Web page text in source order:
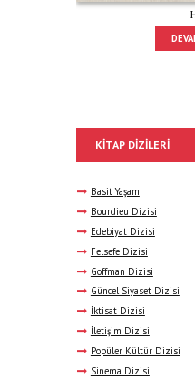
KITAP DIZILERI
Basit Yaşam
Bourdieu Dizisi
Edebiyat Dizisi
Felsefe Dizisi
Goffman Dizisi
Güncel Siyaset Dizisi
İktisat Dizisi
İletişim Dizisi
Popüler Kültür Dizisi
Sinema Dizisi